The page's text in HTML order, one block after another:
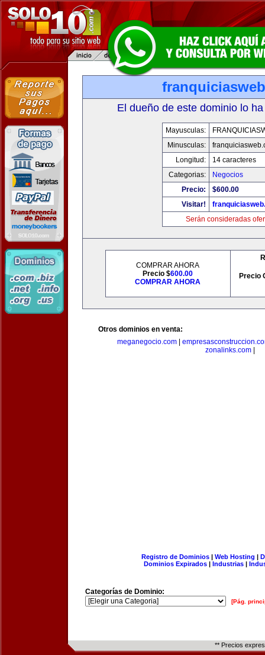
El dueño de este dominio lo
Mayusculas:
Minusculas:
Longitud:
14 caracteres
Categorias:
Negocios
Precio:
$600.00
Visitar!
Serán consideradas
COMPRAR AHORA
Precio $600.00
COMPRAR AHORA
Precio
Otros dominios en venta:
meganegocio.com|
zonalinks.com
Registro de Dominios| Web Hosting |
Dominios Expirados | Industrias |
Categorías de Dominio:
[Pág.
** Precios